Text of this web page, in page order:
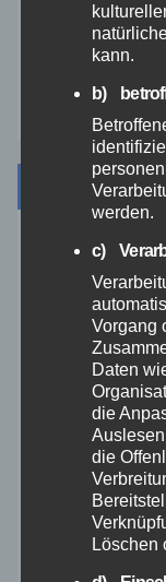
Westerwald
August 2026
Juli 2026
Juni 2026
Mai 2026
April 2026
März 2026
kann.
b)
werden.
c)
Vorgang
Daten
die
die
Löschen